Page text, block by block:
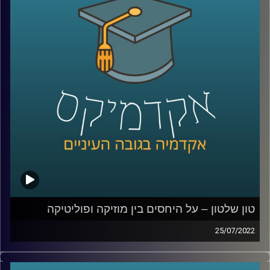
בפרק הזה התארח עו"ד דן חי, מומחה לדיני פרטיות, סייבר
ודיגיטל ומרצה הקורס פרטיות בעידן הדיגיטל לדבר על
לשיחה עם עו"ד דן חי על הזכות להישכח – לחצו כאן
לשיחה עם עו"ד דן חי על הזכות לפרסום – לחצו כאן
קרדיט תמונות:AudioVersity
טון שלטון – על היחסים בין מוזיקה ופוליטיקה
25/07/2022
מוזיקה, ככל אומנות, לא נוצרת בריק ומושפעת מהתרבות
והסביבה בה חיים יוצריה.